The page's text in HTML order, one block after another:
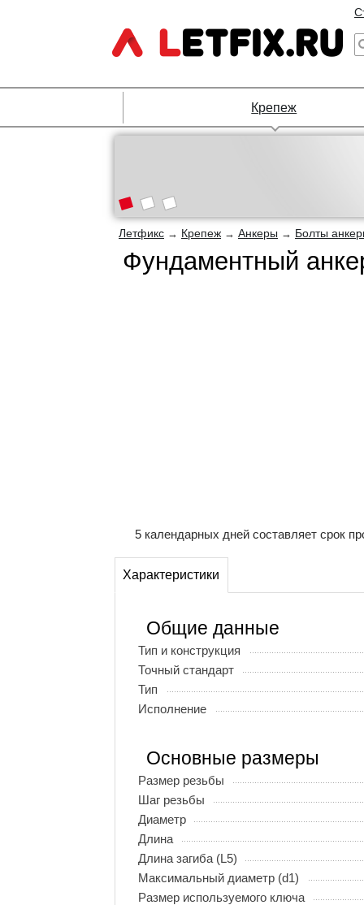
Крепеж
Летфикс → Крепеж → Анкеры → Болты
Фундаментный
5 календарных дней составляет срок
Характеристики
Общие данные
Тип и конструкция
Точный стандарт
Тип
Исполнение
Основные размеры
Размер резьбы
Шаг резьбы
Диаметр
Длина
Длина загиба (L5)
Максимальный диаметр (d1)
Размер используемого ключа